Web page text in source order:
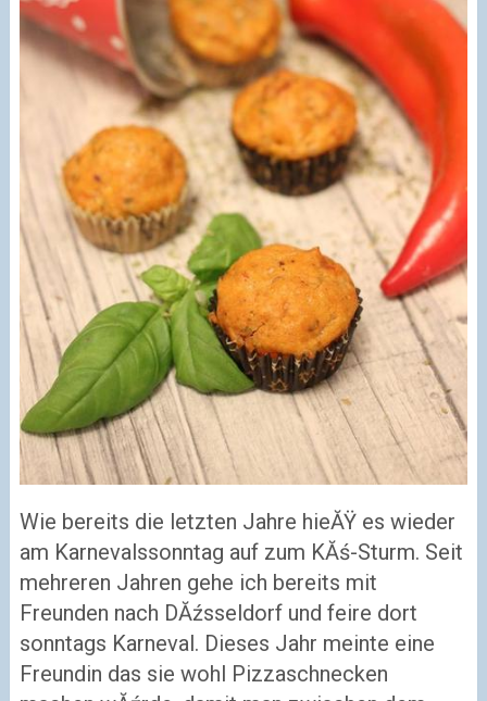
Wie bereits die letzten Jahre hieĂŸ es wieder
am Karnevalssonntag auf zum KĂś-Sturm. Seit
mehreren Jahren gehe ich bereits mit
Freunden nach DĂźsseldorf und feire dort
sonntags Karneval. Dieses Jahr meinte eine
Freundin das sie wohl Pizzaschnecken